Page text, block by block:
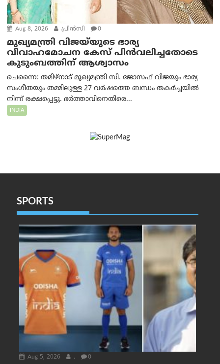
Aug 8, 2026 പ്രിന്‍സി 0
മുഖ്യമന്ത്രി വിജയ്‌യുടെ ഭാര്യ
വിവാഹമോചന കേസ് പിൻവലിച്ചതോടെ
കുടുംബത്തിന് ആശ്വാസം
ചെന്നൈ: തമിഴ്‌നാട് മുഖ്യമന്ത്രി സി. ജോസഫ് വിജയും ഭാര്യ
സംഗീതയും തമ്മിലുള്ള 27 വർഷത്തെ ബന്ധം തകർച്ചയിൽ
നിന്ന് രക്ഷപ്പെട്ടു. ഭർത്താവിനെതിരെ...
INDIA
SPORTS
Aug 5, 2026 . 0